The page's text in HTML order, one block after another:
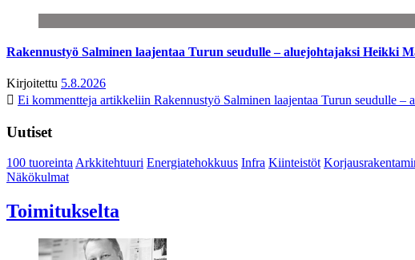
Rakennustyö Salminen laajentaa Turun seudulle – aluejohtajaksi Heikki
Kirjoitettu 5.8.2026
Ei kommentteja artikkeliin Rakennustyö Salminen laajentaa Turun seudulle –
Uutiset
100 tuoreintaArkkitehtuuri Energiatehokkuus Infra Kiinteistöt
Näkökulmat
Toimitukselta